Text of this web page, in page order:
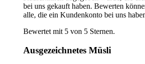
bei uns gekauft haben. Bewerten
alle, die ein Kundenkonto bei uns
Bewertet mit 5 von 5 Sternen.
Ausgezeichnetes Müsli